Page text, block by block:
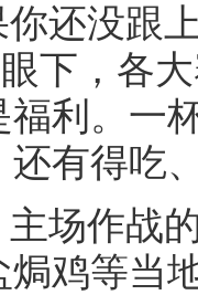
还没跟
下，各
福利。一
有得吃
场作战
鸡等当